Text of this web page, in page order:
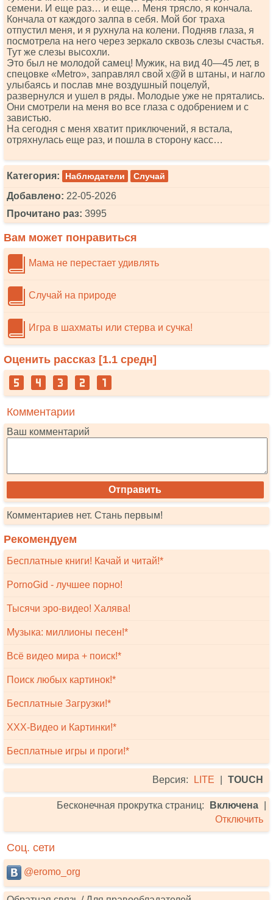
семени. И еще раз… и еще… Меня трясло, я кончала.
Кончала от каждого залпа в себя. Мой бог траха
отпустил меня, и я рухнула на колени. Подняв глаза, я
посмотрела на него через зеркало сквозь слезы счастья.
Тут же слезы высохли.
Это был не молодой самец! Мужик, на вид 40—45 лет, в
спецовке «Меtrо», заправлял свой х@й в штаны, и нагло
улыбаясь и послав мне воздушный поцелуй,
развернулся и ушел в ряды. Молодые уже не прятались.
Они смотрели на меня во все глаза с одобрением и с
завистью.
На сегодня с меня хватит приключений, я встала,
отряхнулась еще раз, и пошла в сторону касс…
Категория: Наблюдатели Случай
Добавлено: 22-05-2026
Прочитано раз: 3995
Вам может понравиться
Мама не перестает удивлять
Случай на природе
Игра в шахматы или стерва и сучка!
Оценить рассказ [1.1 средн]
Комментарии
Ваш комментарий
Комментариев нет. Стань первым!
Рекомендуем
Бесплатные книги! Качай и читай!*
PornoGid - лучшее порно!
Тысячи эро-видео! Халява!
Музыка: миллионы песен!*
Всё видео мира + поиск!*
Поиск любых картинок!*
Бесплатные Загрузки!*
XXX-Видео и Картинки!*
Бесплатные игры и проги!*
Версия: LITE TOUCH
Бесконечная прокрутка страниц: Включена
Отключить
Соц. сети
@eromo_org